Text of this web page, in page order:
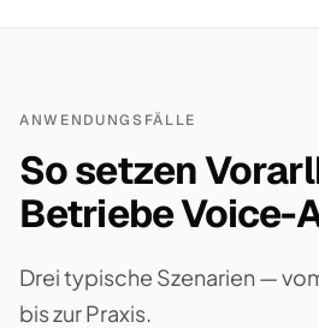
ANWENDUNGSFÄLLE
So setzen
Betriebe Voice-
Drei typische Szenarien —
bis zur Praxis.